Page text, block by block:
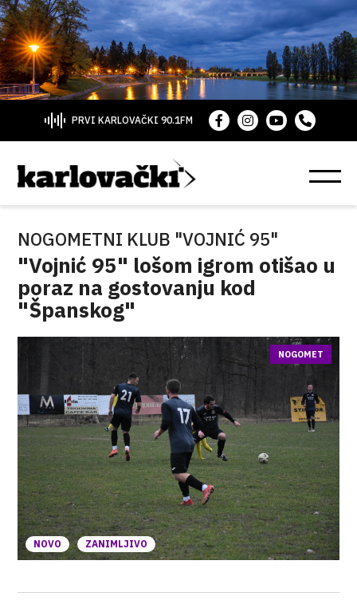
PRVI KARLOVAČKI 90.1FM
NOGOMETNI KLUB "VOJNIĆ 95"
"Vojnić 95" lošom igrom otišao u
poraz na gostovanju kod
"Španskog"
NOVO ZANIMLJIVO
NOGOMET